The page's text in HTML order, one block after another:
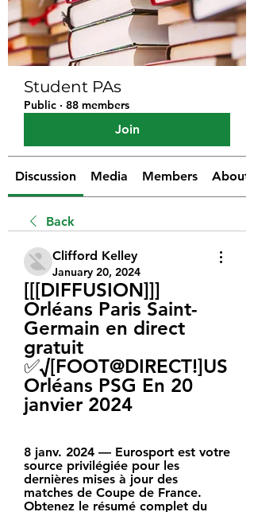
Student PAs
Public · 88 members
Join
Discussion Media Members About
Back
Clifford Kelley
January 20, 2024
[[[DIFFUSION]]]
Orléans Paris Saint-
Germain en direct
gratuit
✅√[FOOT@DIRECT!]US
Orléans PSG En 20
janvier 2024
8 janv. 2024 — Eurosport est votre
source privilégiée pour les
dernières mises à jour des
matches de Coupe de France.
Obtenez le résumé complet du